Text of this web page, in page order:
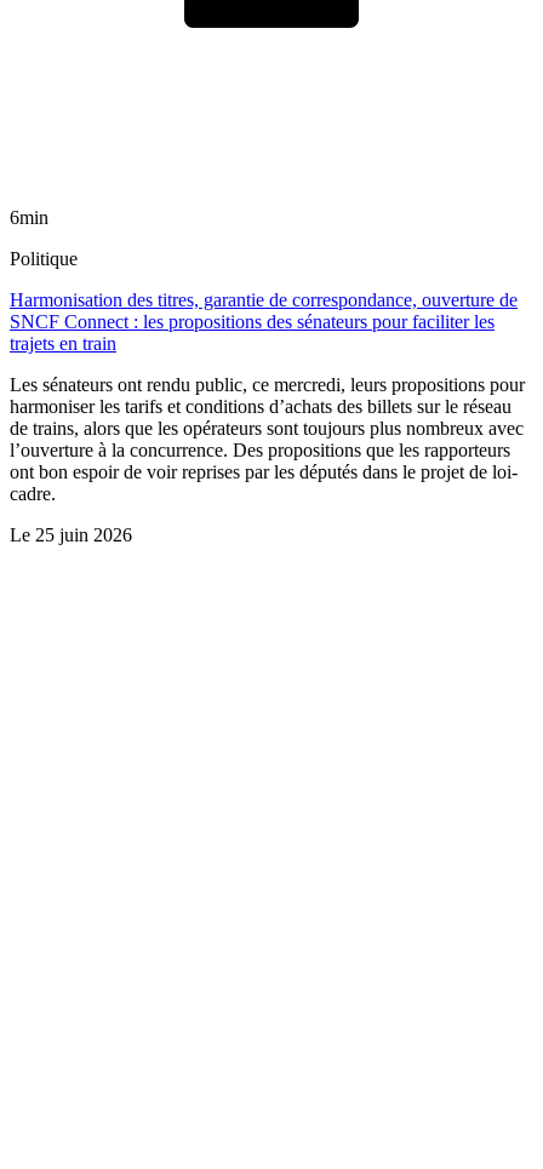
6min
Politique
Harmonisation des titres, garantie de correspondance, ouverture de
SNCF Connect : les propositions des sénateurs pour faciliter les
trajets en train
Les sénateurs ont rendu public, ce mercredi, leurs propositions pour
harmoniser les tarifs et conditions d’achats des billets sur le réseau
de trains, alors que les opérateurs sont toujours plus nombreux avec
l’ouverture à la concurrence. Des propositions que les rapporteurs
ont bon espoir de voir reprises par les députés dans le projet de loi-
cadre.
Le 25 juin 2026